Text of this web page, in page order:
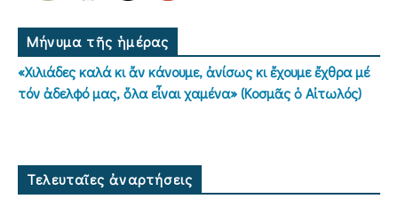
Μήνυμα τῆς ἡμέρας
«Χιλιάδες καλά κι ἄν κάνουμε, ἀνίσως κι ἔχουμε ἔχθρα μέ
τόν ἀδελφό μας, ὅλα εἶναι χαμένα» (Κοσμᾶς ὁ Αἰτωλός)
Τελευταῖες ἀναρτήσεις